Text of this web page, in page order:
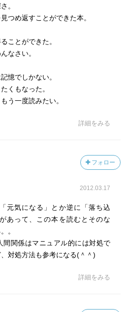
。
つめ返すことができた本。
ことができた。
なさい。
憶でしかない。
くもなった。
う一度読みたい。
詳細をみる
フォロー
2012.03.17
元気になる」とか逆に「落ち込
あって、この本を読むとそのな
。
間関係はマニュアル的には対処で
対処方法も参考になる(＾＾)
詳細をみる